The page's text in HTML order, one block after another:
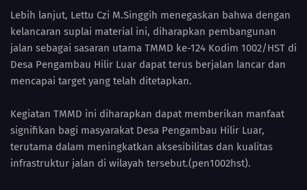
Lebih lanjut, Lettu Czi M.Singgih menegaskan bahwa dengan
kelancaran suplai material ini, diharapkan pembangunan
jalan sebagai sasaran utama TMMD ke-124 Kodim 1002/HST di
Desa Pengambau Hilir Luar dapat terus berjalan lancar dan
mencapai target yang telah ditetapkan.
Kegiatan TMMD ini diharapkan dapat memberikan manfaat
signifikan bagi masyarakat Desa Pengambau Hilir Luar,
terutama dalam meningkatkan aksesibilitas dan kualitas
infrastruktur jalan di wilayah tersebut.(pen1002hst).